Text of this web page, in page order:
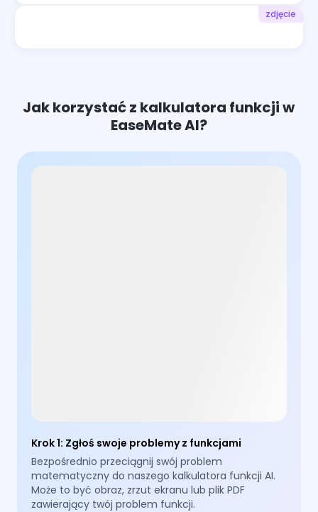
zdjęcie
Jak korzystać z kalkulatora funkcji w
EaseMate AI?
Krok 1: Zgłoś swoje problemy z funkcjami
Bezpośrednio przeciągnij swój problem
matematyczny do naszego kalkulatora funkcji AI.
Może to być obraz, zrzut ekranu lub plik PDF
zawierający twój problem funkcji.